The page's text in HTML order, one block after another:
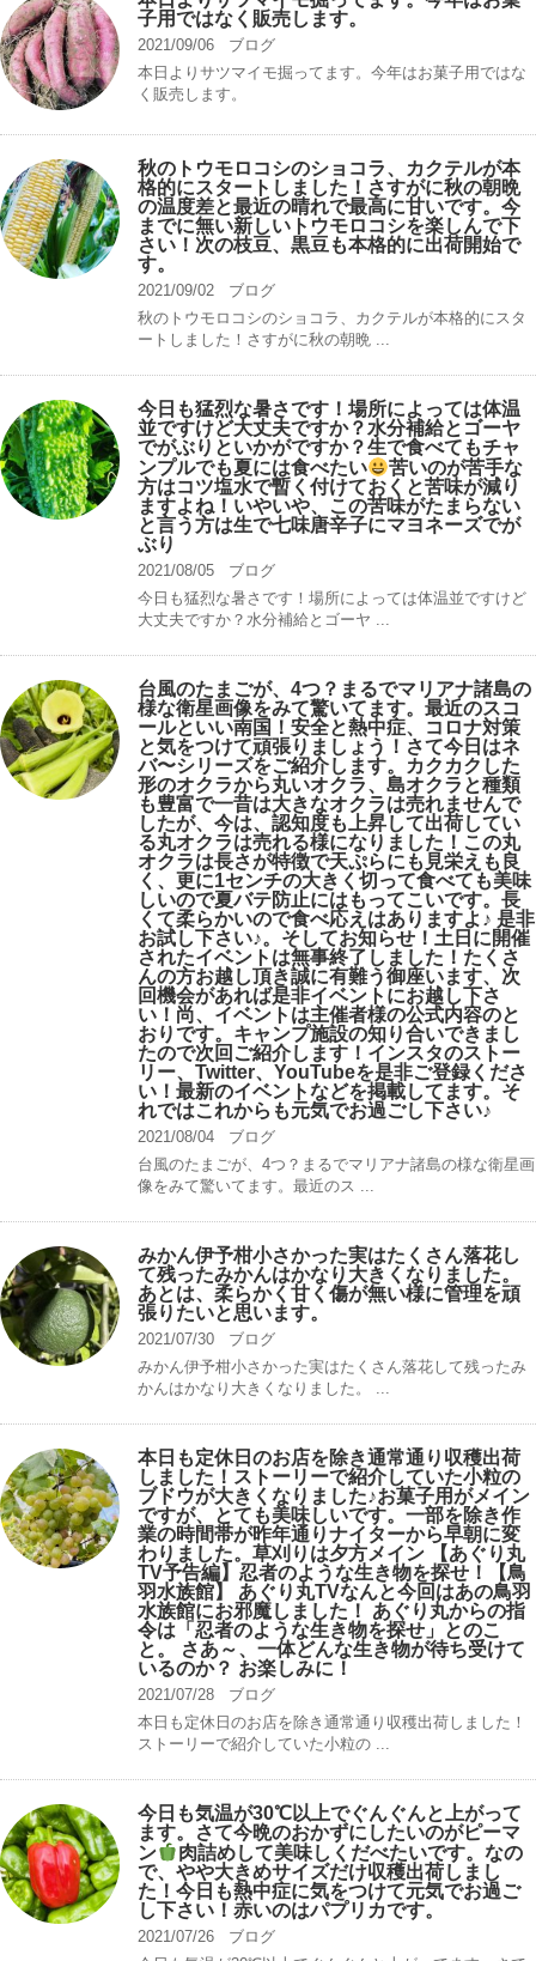
子用ではなく販売します。
2021/09/06
ブログ
本日よりサツマイモ掘ってます。今年はお菓子用ではな
く販売します。
秋のトウモロコシのショコラ、カクテルが本
格的にスタートしました！さすがに秋の朝晩
の温度差と最近の晴れで最高に甘いです。今
までに無い新しいトウモロコシを楽しんで下
さい！次の枝豆、黒豆も本格的に出荷開始で
す。
2021/09/02
ブログ
秋のトウモロコシのショコラ、カクテルが本格的にスタ
ートしました！さすがに秋の朝晩 ...
今日も猛烈な暑さです！場所によっては体温
並ですけど大丈夫ですか？水分補給とゴーヤ
でがぶりといかがですか？生で食べてもチャ
ンプルでも夏には食べたい
苦いのが苦手な
方はコツ塩水で暫く付けておくと苦味が減り
ますよね！いやいや、この苦味がたまらない
と言う方は生で七味唐辛子にマヨネーズでが
ぶり
2021/08/05
ブログ
今日も猛烈な暑さです！場所によっては体温並ですけど
大丈夫ですか？水分補給とゴーヤ ...
台風のたまごが、4つ？まるでマリアナ諸島の
様な衛星画像をみて驚いてます。最近のスコ
ールといい南国！安全と熱中症、コロナ対策
と気をつけて頑張りましょう！さて今日はネ
バ〜シリーズをご紹介します。カクカクした
形のオクラから丸いオクラ、島オクラと種類
も豊富で一昔は大きなオクラは売れませんで
したが、今は、認知度も上昇して出荷してい
る丸オクラは売れる様になりました！この丸
オクラは長さが特徴で天ぷらにも見栄えも良
く、更に1センチの大きく切って食べても美味
しいので夏バテ防止にはもってこいです。長
くて柔らかいので食べ応えはありますよ♪ 是非
お試し下さい♪。そしてお知らせ！土日に開催
されたイベントは無事終了しました！たくさ
んの方お越し頂き誠に有難う御座います、次
回機会があれば是非イベントにお越し下さ
い！尚、イベントは主催者様の公式内容のと
おりです。キャンプ️施設の知り合いできまし
たので次回ご紹介します！インスタのストー
リー、Twitter、YouTubeを是非ご登録くださ
い！最新のイベントなどを掲載してます。そ
れではこれからも元気でお過ごし下さい♪
2021/08/04
ブログ
台風のたまごが、4つ？まるでマリアナ諸島の様な衛星画
像をみて驚いてます。最近のス ...
みかん伊予柑小さかった実はたくさん落花し
て残ったみかんはかなり大きくなりました。
あとは、柔らかく甘く傷が無い様に管理を頑
張りたいと思います。
2021/07/30
ブログ
みかん伊予柑小さかった実はたくさん落花して残ったみ
かんはかなり大きくなりました。 ...
本日も定休日のお店を除き通常通り収穫出荷
しました！ストーリーで紹介していた小粒の
ブドウが大きくなりました♪お菓子用がメイン
ですが、とても美味しいです。一部を除き作
業の時間帯が昨年通りナイターから早朝に変
わりました。草刈りは夕方メイン 【あぐり丸
TV予告編】忍者のような生き物を探せ！【鳥
羽水族館】 あぐり丸TVなんと今回はあの鳥羽
水族館にお邪魔しました！ あぐり丸からの指
令は「忍者のような生き物を探せ」とのこ
と。 さあ～、一体どんな生き物が待ち受けて
いるのか？ お楽しみに！
2021/07/28
ブログ
本日も定休日のお店を除き通常通り収穫出荷しました！
ストーリーで紹介していた小粒の ...
今日も気温が30℃以上でぐんぐんと上がって
ます。さて今晩のおかずにしたいのがピーマ
ン
肉詰めして美味しくだべたいです。なの
で、やや大きめサイズだけ収穫出荷しまし
た！今日も熱中症に気をつけて元気でお過ご
し下さい！赤いのはパプリカです。
2021/07/26
ブログ